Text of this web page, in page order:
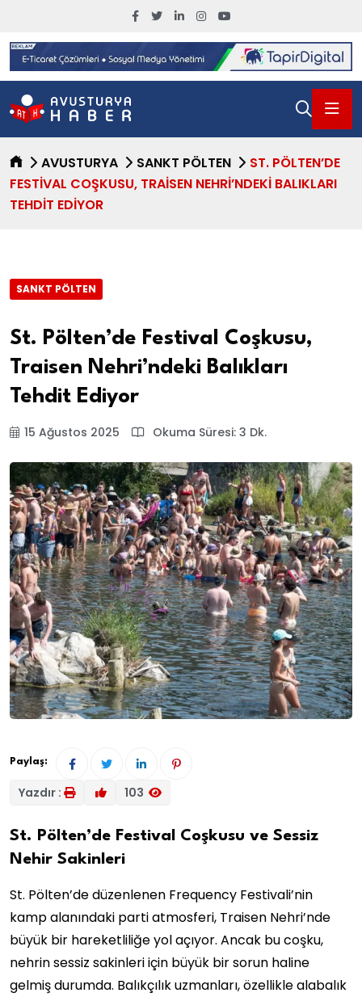
AVUSTURYA SANKT PÖLTEN
ST. PÖLTEN’DE
FESTIVAL COŞKUSU, TRAISEN NEHRI’NDEKI BALIKLARI
TEHDIT EDIYOR
SANKT PÖLTEN
St. Pölten’de Festival Coşkusu,
Traisen Nehri’ndeki Balıkları
Tehdit Ediyor
15 Ağustos 2025 Okuma Süresi: 3 Dk.
Paylaş:
Yazdır : 103
St. Pölten’de Festival Coşkusu ve Sessiz
Nehir Sakinleri
St. Pölten’de düzenlenen Frequency Festivali’nin
kamp alanındaki parti atmosferi, Traisen Nehri’nde
büyük bir hareketliliğe yol açıyor. Ancak bu coşku,
nehrin sessiz sakinleri için büyük bir sorun haline
gelmiş durumda. Balıkçılık uzmanları, özellikle alabalık